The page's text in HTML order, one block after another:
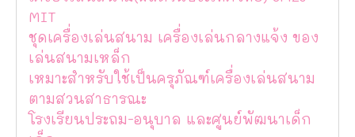
MIT
ชุดเครื่องเล่นสนาม เครื่องเล่นกลางแจ้ง ของ
เล่นสนามเหล็ก
เหมาะสำหรับใช้เป็นครุภัณฑ์เครื่องเล่นสนาม
ตามสวนสาธารณะ
โรงเรียนประถม-อนุบาล และศูนย์พัฒนาเด็ก